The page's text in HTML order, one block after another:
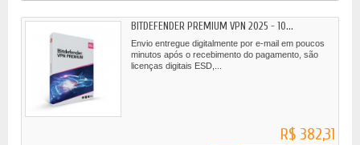
BITDEFENDER PREMIUM VPN 2025 - 10...
Envio entregue digitalmente por e-mail em poucos
minutos após o recebimento do pagamento, são
licenças digitais ESD,...
R$ 382,31